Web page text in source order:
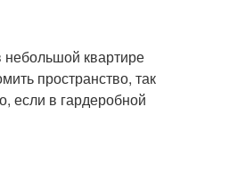
небольшой квартире
пространство, так
если в гардеробной